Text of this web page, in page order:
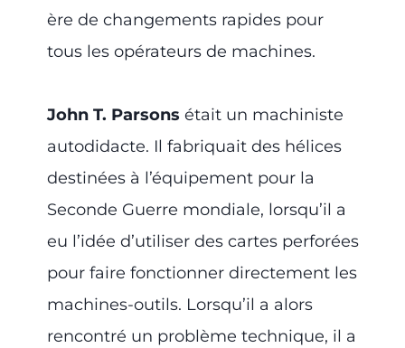
ère de changements rapides pour
tous les opérateurs de machines.
John T. Parsons était un machiniste
autodidacte. Il fabriquait des hélices
destinées à l’équipement pour la
Seconde Guerre mondiale, lorsqu’il a
eu l’idée d’utiliser des cartes perforées
pour faire fonctionner directement les
machines-outils. Lorsqu’il a alors
rencontré un problème technique, il a